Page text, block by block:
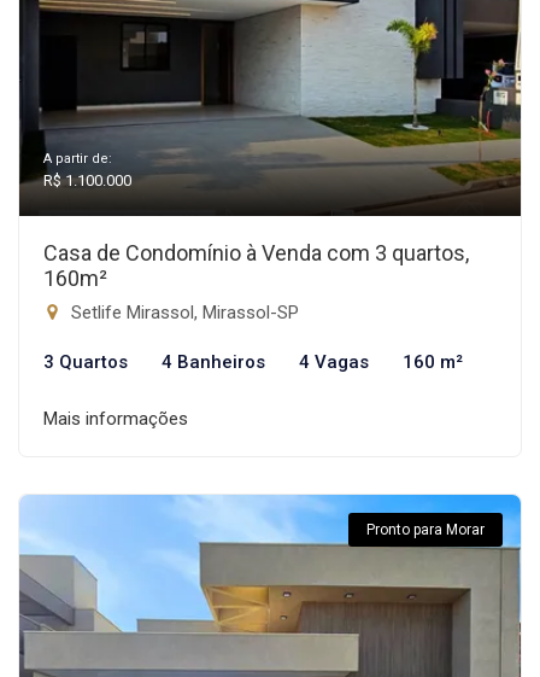
A partir de:
R$ 1.100.000
Casa de Condomínio à Venda com 3 quartos,
160m²
Setlife Mirassol, Mirassol-SP
3 Quartos 4 Banheiros 4 Vagas 160 m²
Mais informações
Pronto para Morar